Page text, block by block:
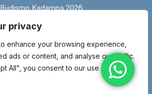
privacy
enhance your browsing experience,
ads or content, and analyse our traffic.
All", you consent to our use of
Budismo Kadampa 2026
religiosa inscrita en el Ministerio de Justicia